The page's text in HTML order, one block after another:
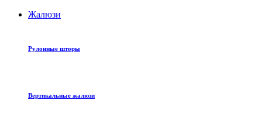
Жалюзи
Рулонные шторы
Вертикальные жалюзи